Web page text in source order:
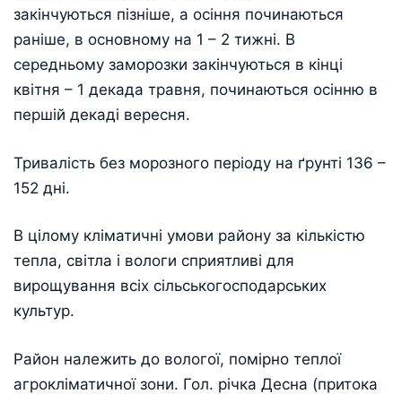
закінчуються пізніше, а осіння починаються
раніше, в основному на 1 – 2 тижні. В
середньому заморозки закінчуються в кінці
квітня – 1 декада травня, починаються осінню в
першій декаді вересня.
Тривалість без морозного періоду на ґрунті 136 –
152 дні.
В цілому кліматичні умови району за кількістю
тепла, світла і вологи сприятливі для
вирощування всіх сільськогосподарських
культур.
Район належить до вологої, помірно теплої
агрокліматичної зони. Гол. річка Десна (притока